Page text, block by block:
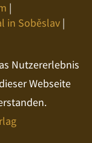
|
in Soběslav |
Nutzererlebnis
Webseite